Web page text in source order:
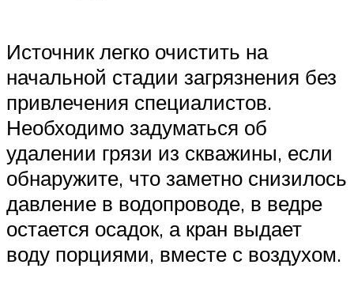
Источник легко очистить на
начальной стадии загрязнения без
привлечения специалистов.
Необходимо задуматься об
удалении грязи из скважины, если
обнаружите, что заметно снизилось
давление в водопроводе, в ведре
остается осадок, а кран выдает
воду порциями, вместе с воздухом.